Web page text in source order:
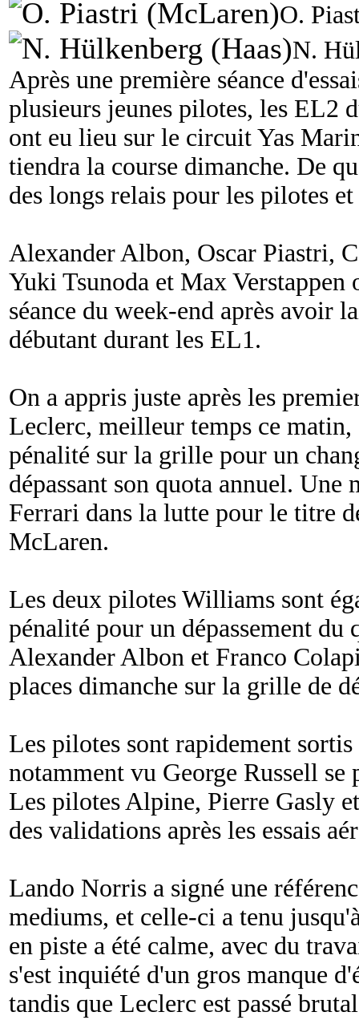
O.
N.
Après une première séance
plusieurs jeunes pilotes, les EL2
ont eu lieu sur le circuit Yas
tiendra la course dimanche. De
des longs relais pour les pilotes
Alexander Albon, Oscar Piastri,
Yuki Tsunoda et Max
séance du week-end après avoir
débutant durant les EL1.
On a appris juste après les
Leclerc, meilleur temps ce matin,
pénalité sur la grille pour un
dépassant son quota annuel. Une
Ferrari dans la lutte pour le titre
McLaren.
Les deux pilotes Williams sont
pénalité pour un dépassement du
Alexander Albon et Franco
places dimanche sur la grille de
Les pilotes sont rapidement
notamment vu George Russell se
Les pilotes Alpine, Pierre Gasly
des validations après les essais
Lando Norris a signé une
mediums, et celle-ci a tenu
en piste a été calme, avec du
s'est inquiété d'un gros manque
tandis que Leclerc est passé